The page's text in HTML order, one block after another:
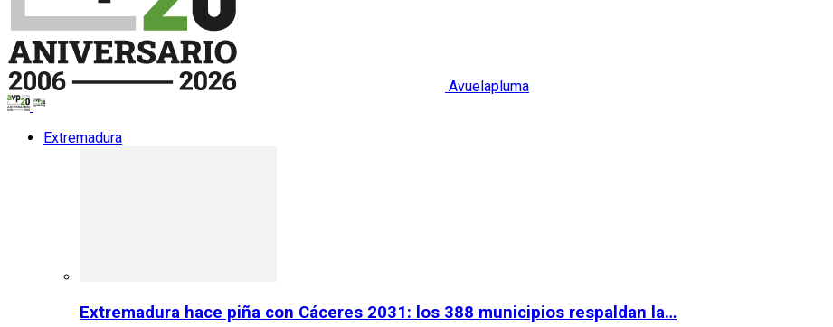
Avuelapluma
Extremadura
Extremadura hace piña con Cáceres 2031: los 388 municipios respaldan la…